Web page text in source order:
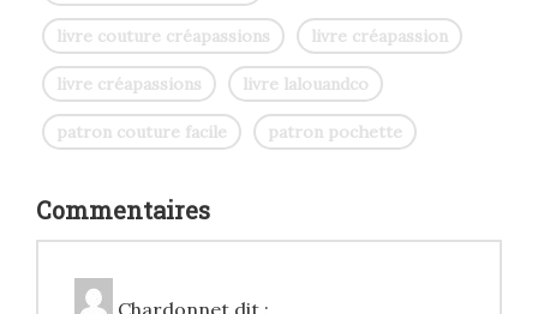
livre couture créapassions livre créapassion
livre créapassions livre lalouandco
patron couture facile patron pochette
Commentaires
Chardonnet dit :